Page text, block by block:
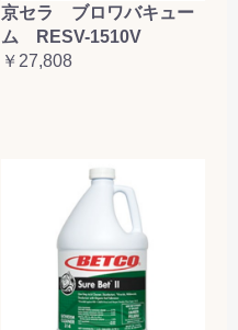
京セラ ブロワバキュー
ム RESV-1510V
￥27,808